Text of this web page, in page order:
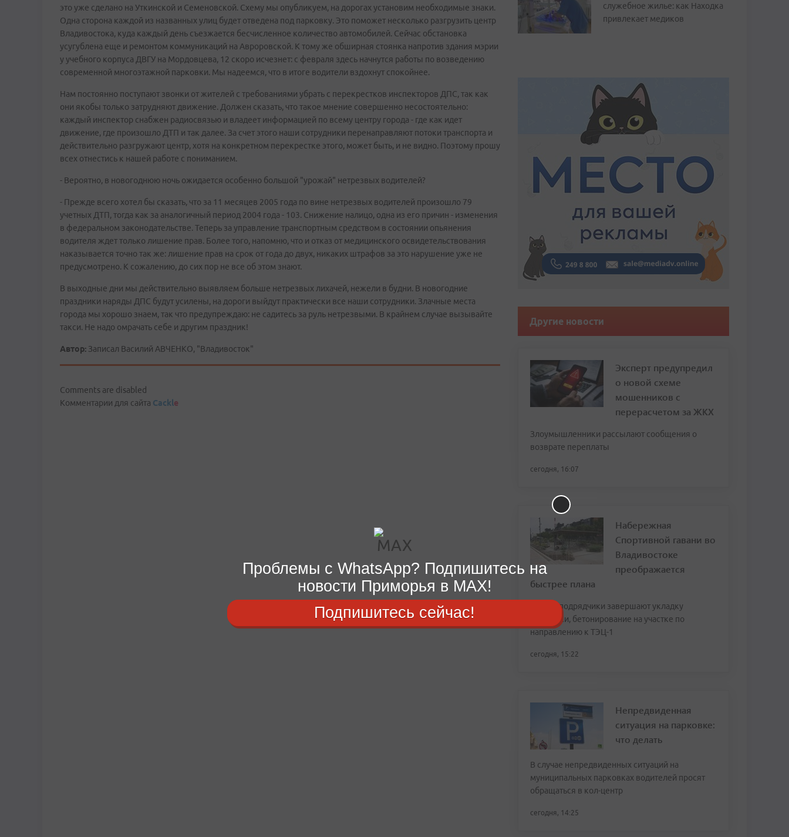
это уже сделано на Уткинской и Семеновской. Схему мы опубликуем, на дорогах установим необходимые знаки.
Одна сторона каждой из названных улиц будет отведена под парковку. Это поможет несколько разгрузить центр
Владивостока, куда каждый день съезжается бесчисленное количество автомобилей. Сейчас обстановка
усугублена еще и ремонтом коммуникаций на Авроровской. К тому же обширная стоянка напротив здания мэрии
у учебного корпуса ДВГУ на Мордовцева, 12 скоро исчезнет: с февраля здесь начнутся работы по возведению
современной многоэтажной парковки. Мы надеемся, что в итоге водители вздохнут спокойнее.
Нам постоянно поступают звонки от жителей с требованиями убрать с перекрестков инспекторов ДПС, так как
они якобы только затрудняют движение. Должен сказать, что такое мнение совершенно несостоятельно:
каждый инспектор снабжен радиосвязью и владеет информацией по всему центру города - где как идет
движение, где произошло ДТП и так далее. За счет этого наши сотрудники перенаправляют потоки транспорта и
действительно разгружают центр, хотя на конкретном перекрестке этого, может быть, и не видно. Поэтому прошу
всех отнестись к нашей работе с пониманием.
- Вероятно, в новогоднюю ночь ожидается особенно большой "урожай" нетрезвых водителей?
- Прежде всего хотел бы сказать, что за 11 месяцев 2005 года по вине нетрезвых водителей произошло 79
учетных ДТП, тогда как за аналогичный период 2004 года - 103. Снижение налицо, одна из его причин - изменения
в федеральном законодательстве. Теперь за управление транспортным средством в состоянии опьянения
водителя ждет только лишение прав. Более того, напомню, что и отказ от медицинского освидетельствования
наказывается точно так же: лишение прав на срок от года до двух, никаких штрафов за это нарушение уже не
предусмотрено. К сожалению, до сих пор не все об этом знают.
В выходные дни мы действительно выявляем больше нетрезвых лихачей, нежели в будни. В новогодние
праздники наряды ДПС будут усилены, на дороги выйдут практически все наши сотрудники. Злачные места
города мы хорошо знаем, так что предупреждаю: не садитесь за руль нетрезвыми. В крайнем случае вызывайте
такси. Не надо омрачать себе и другим праздник!
Автор: Записал Василий АВЧЕНКО, "Владивосток"
Comments are disabled
Комментарии для сайта Cackle
служебное жилье: как Находка
привлекает медиков
Другие новости
Эксперт предупредил
о новой схеме
мошенников с
перерасчетом за ЖКХ
Злоумышленники рассылают сообщения о
возврате переплаты
сегодня, 16:07
Набережная
Спортивной гавани во
Владивостоке
преображается
быстрее плана
Сейчас подрядчики завершают укладку
брусчатки, бетонирование на участке по
направлению к ТЭЦ-1
сегодня, 15:22
Непредвиденная
ситуация на парковке:
что делать
В случае непредвиденных ситуаций на
муниципальных парковках водителей просят
обращаться в кол-центр
сегодня, 14:25
Проблемы с WhatsApp? Подпишитесь на
новости Приморья в MAX!
Подпишитесь сейчас!